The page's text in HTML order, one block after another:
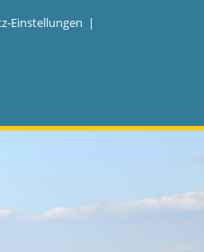
Einstellungen |